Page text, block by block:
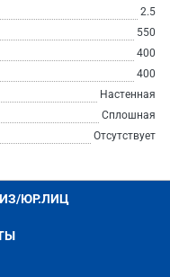
2.5
550
400
400
Настенная
Сплошная
Отсутствует
ЮР.ЛИЦ